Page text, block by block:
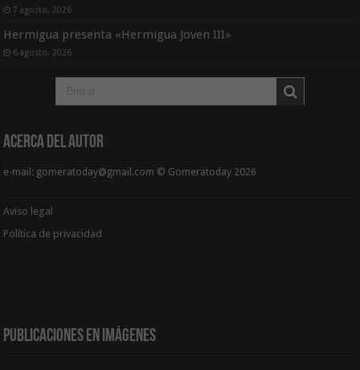
7 agosto, 2026
Hermigua presenta «Hermigua Joven III»
6 agosto, 2026
Acerca del Autor
e-mail: gomeratoday@gmail.com © Gomeratoday 2026
Aviso legal
Política de privacidad
Publicaciones en Imágenes